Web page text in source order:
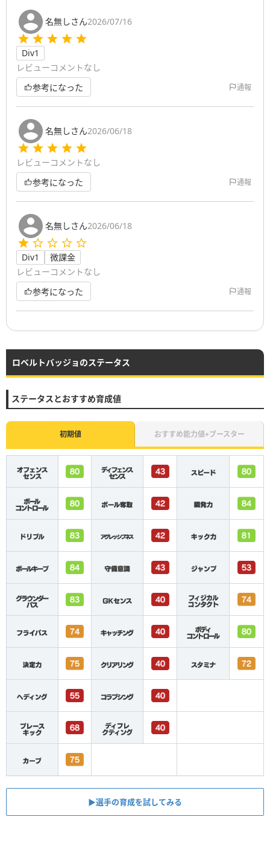
名無しさん2026/07/16
Div1
レビューコメントなし
参考になった
通報
名無しさん2026/06/18
レビューコメントなし
参考になった
通報
名無しさん2026/06/18
Div1
微課金
レビューコメントなし
参考になった
通報
ロベルトバッジョのステータス
ステータスとおすすめ育成値
初期値 おすすめ能力値+ブースター
▶︎選手の育成を試してみる